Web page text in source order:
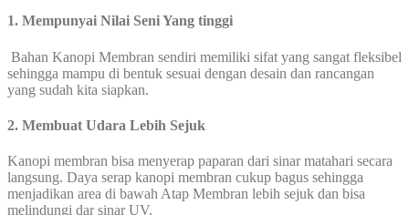
1. Mempunyai Nilai Seni Yang tinggi
Bahan Kanopi Membran sendiri memiliki sifat yang sangat fleksibel
sehingga mampu di bentuk sesuai dengan desain dan rancangan
yang sudah kita siapkan.
2. Membuat Udara Lebih Sejuk
Kanopi membran bisa menyerap paparan dari sinar matahari secara
langsung. Daya serap kanopi membran cukup bagus sehingga
menjadikan area di bawah Atap Membran lebih sejuk dan bisa
melindungi dar sinar UV.